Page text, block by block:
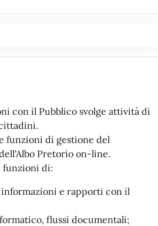
con il Pubblico svolge attività di
funzioni di gestione del
Pretorio on-line.
funzioni di:
e rapporti con il
flussi documentali;